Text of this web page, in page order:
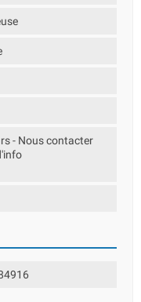
- Nous contacter